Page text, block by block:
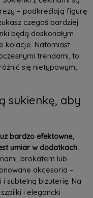
– podkreślają figurę
czegoś bardziej
będą doskonałym
kolacje. Natomiast
trendami, to
się nietypowym,
sukienkę, aby
bardzo efektowne,
umiar w dodatkach.
brokatem lub
akcesoria –
subtelną biżuterię. Na
i elegancki